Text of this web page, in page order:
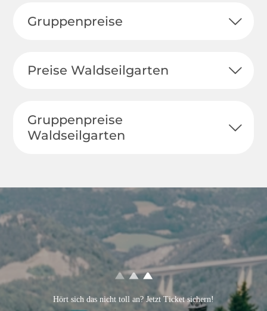
Gruppenpreise
Preise Waldseilgarten
Gruppenpreise
Waldseilgarten
Hört sich das nicht toll an? Jetzt Ticket sichern!